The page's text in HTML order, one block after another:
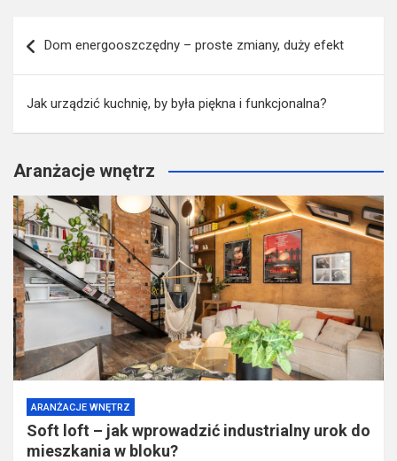
wpisu
Dom energooszczędny – proste zmiany, duży efekt
Jak urządzić kuchnię, by była piękna i funkcjonalna?
Aranżacje wnętrz
ARANŻACJE WNĘTRZ
Soft loft – jak wprowadzić industrialny urok do
mieszkania w bloku?